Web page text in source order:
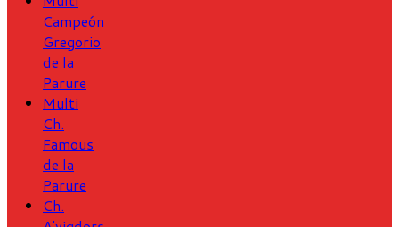
Campeón
Gregorio
de la
Parure
Multi
Ch.
Famous
de la
Parure
Ch.